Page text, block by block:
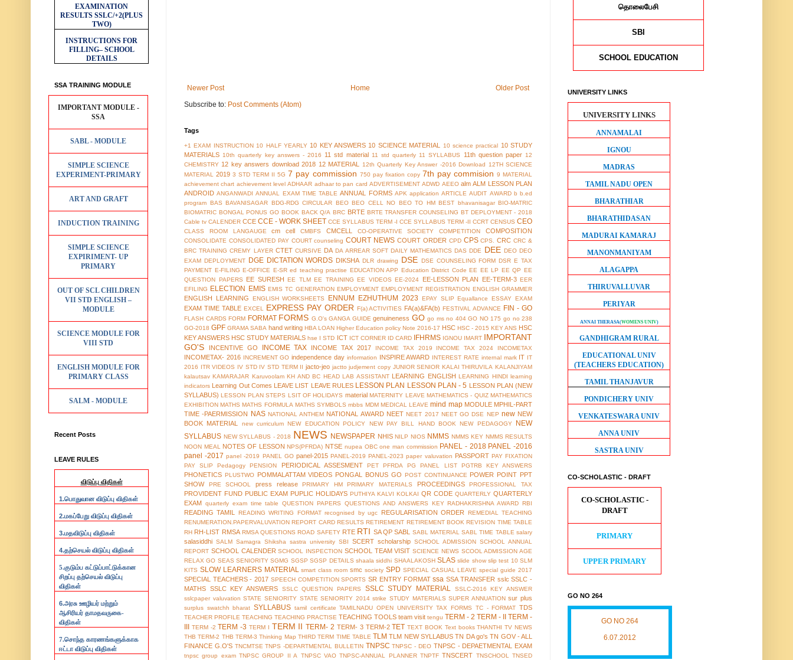
Newer Post Older Post
Home
Subscribe to: Post Comments (Atom)
Tags
+1 EXAM INSTRUCTION 10 HALF YEARLY 10 KEY ANSWERS 10 SCIENCE MATERIAL 10 science practical 10 STUDY
MATERIALS 10th quarterly key answers - 2016 11 std material 11 std quarterly 11 SYLLABUS 11th question paper 12
CHEMISTRY 12 key answers download 2018 12 MATERIAL 12th Quarterly Key Answer -2016 Download
12TH SCIENCE
MATERIAL
2019 3 STD TERM II 5G 7 pay commission 750 pay fixation copy 7th pay commision 9 MATERIAL
achievement chart achievement level ADHAAR adhaar to pan card ADVERTISEMENT ADWD AEEO alm ALM LESSON PLAN
ANDROID ANGANWADI ANNUAL EXAM TIME TABLE ANNUAL FORMS APK application ARTICLE AUDIT AWARD b b.ed
program BAS BAVANISAGAR BDG-RDG CIRCULAR BEO BEO CELL NO BEO TO HM BEST bhavanisagar BIO-MATRIC
BIOMATRIC BONGAL PONUS GO BOOK BACK Q/A BRC BRTE BRTE TRANSFER COUNSELING BT DEPLOYMENT - 2018
Cable tv CALENDER CCE CCE - WORK SHEET CCE SYLLABUS TERM -I CCE SYLLABUS TERM -II CCRT CENSUS CEO
CLASS ROOM LANGAUGE cm cell CMBFS CMCELL CO-OPERATIVE SOCIETY COMPETITION COMPOSITION
CONSOLIDATE CONSOLIDATED PAY COURT counseling COURT NEWS COURT ORDER CPD CPS CPS. CRC CRC &
BRC TRAINING CREMY LAYER CTET CURSIVE DA DA ARREAR SOFT DAILY MATHEMATICS DAS DDE DEE DEO DEO
EXAM DEPLOYMENT DGE DICTATION WORDS DIKSHA DLR drawing DSE DSE COUNSELING FORM DSR E TAX
PAYMENT E-FILING E-OFFICE E-SR ed teaching practise EDUCATION APP Education District Code EE EE LP EE QP EE
QUESTION PAPERS
EE SURESH EE TLM EE TRAINING EE VIDEOS EE-2024 EE-LESSON PLAN EE-TERM-3 EER
EFILING
ELECTION EMIS EMIS TC GENERATION EMPLOYMENT EMPLOYMENT REGISTRATION ENGLISH GRAMMER
ENGLISH LEARNING ENGLISH WORKSHEETS ENNUM EZHUTHUM 2023 EPAY SLIP Equallance ESSAY EXAM
EXAM TIME TABLE EXCEL EXPRESS PAY ORDER F(a) ACTIVITIES FA(a)&FA(b) FESTIVAL ADVANCE FIN - GO
FLASH CARDS FORM FORMAT FORMS G.O's GANGA GUIDE genuineness GO go ms no 404 GO NO 175 go no 238
GO-2018 GPF GRAMA SABA hand writing HBA LOAN Higher Education policy Note 2016-17 HSC HSC - 2015 KEY ANS HSC
KEY ANSWERS HSC STUDY MATERIALS hse I STD ICT ICT CORNER ID CARD IFHRMS IGNOU IMART IMPORTANT
GO'S
INCENTIVE GO INCOME TAX INCOME TAX 2017 INCOME TAX 2019 INCOME TAX 2024 INCOMETAX
INCOMETAX- 2016 INCREMENT GO independence day information INSPIRE AWARD INTEREST RATE internal mark IT IT
2016 ITR VIDEOS IV STD IV STD TERM II jacto-jeo jactto judjement copy JUNIOR SENIOR KALAI THIRUVILA KALANJIYAM
kalautsav KAMARAJAR Karuvoolam KH AND BC HEAD LAB ASSISTANT LEARNING ENGLISH LEARNING HINDI learning
indicators Learning Out Comes LEAVE LIST LEAVE RULES LESSON PLAN LESSON PLAN - 5 LESSON PLAN (NEW
SYLLABUS) LESSON PLAN STEPS LSIT OF HOLIDAYS material MATERNITY LEAVE MATHEMATICS - QUIZ MATHEMATICS
EXHIBITION MATHS MATHS FORMULA MATHS SYMBOLS mbbs MDM MEDICAL LEAVE mind map MODULE MPHIL-PART
TIME -PAERMISSION
NAS NATIONAL ANTHEM NATIONAL AWARD NEET NEET 2017 NEET GO DSE NEP new NEW
BOOK MATERIAL
new curriculum NEW EDUCATION POLICY NEW PAY BILL HAND BOOK NEW PEDAGOGY
NEW
SYLLABUS NEW SYLLABUS - 2018 NEWS NEWSPAPER NHIS NILP NIOS NMMS NMMS KEY NMMS RESULTS
NOON MEAL
NOTES OF LESSON NPS(PFRDA) NTSE nupea OBC one man commission PANEL - 2018 PANEL -2016
panel -2017 panel -2019 PANEL GO panel-2015 PANEL-2019 PANEL-2023 paper valuvation PASSPORT PAY FIXATION
PAY SLIP
Pedagogy PENSION PERIODICAL ASSESMENT PET PFRDA PG PANEL LIST PGTRB KEY ANSWERS
PHONETICS PLUSTWO POMMALATTAM VIDEOS PONGAL BONUS GO POST CONTINUANCE POWER POINT PPT
SHOW
PRE SCHOOL press release PRIMARY HM PRIMARY MATERIALS PROCEEDINGS PROFESSIONAL TAX
PROVIDENT FUND PUBLIC EXAM PUPLIC HOLIDAYS PUTHIYA KALVI KOLKAI QR CODE QUARTERLY QUARTERLY
EXAM quarterly exam time table QUESTION PAPERS QUESTIONS AND ANSWERS KEY RADHAKRISHNA AWARD RBI
READING TAMIL READING WRITING FORMAT recognised by ugc REGULARISATION ORDER
REMEDIAL TEACHING
RENUMERATION.PAPERVALUVATION REPORT CARD RESULTS RETIREMENT RETIREMENT BOOK REVISION TIME TABLE
RH RH-LIST RMSA RMSA QUESTIONS ROAD SAFETY RTE RTI SA QP SABL SABL MATERIAL SABL TIME TABLE salary
salasiddhi SALM Samagra Shiksha sastra university SBI SCERT scholarship SCHOOL ADMISSION SCHOOL ANNUAL
REPORT SCHOOL CALENDER SCHOOL INSPECTION SCHOOL TEAM VISIT SCIENCE NEWS SCOOL ADMISSION AGE
RELAX GO SEAS SENIORITY SGMG SGSP SGSP DETAILS shaala siddhi SHAALAKOSH SLAS slide show slip test 10 SLM
KITS SLOW LEARNERS MATERIAL smart class room smc society SPD SPECIAL CASUAL LEAVE special guide 2017
SPECIAL TEACHERS - 2017 SPEECH COMPETITION SPORTS SR ENTRY FORMAT ssa SSA TRANSFER sslc SSLC -
MATHS SSLC KEY ANSWERS SSLC QUESTION PAPERS SSLC STUDY MATERIAL
SSLC-2016 KEY ANSWER
sslcpaper valuvation STATE SENIORITY STATE SENIORITY 2014 strike STUDY MATERIALS SUPER ANNUATION sur plus
surplus swatchh bharat SYLLABUS tamil certificate TAMILNADU OPEN UNIVERSITY TAX FORMS TC - FORMAT TDS
TEACHER PROFILE TEACHING TEACHING PRACTISE TEACHING TOOLS team visit tengu TERM - 2 TERM - II
TERM -
TERM -2 TERM -3 TERM I TERM II TERM- 2 TERM- 3 TERM-2 TET TEXT BOOK Text books THANTHI TV NEWS
THB TERM-2 THB TERM-3 Thinking Map THIRD TERM TIME TABLE TLM TLM NEW SYLLABUS TN DA go's TN GOV - ALL
FINANCE G.O'S TNCMTSE TNPS -DEPARTMENTAL BULLETIN TNPSC TNPSC - DEO TNPSC - DEPAETMENTAL EXAM
tnpsc group exam TNPSC GROUP II A TNPSC VAO TNPSC-ANNUAL PLANNER TNPTF TNSCERT TNSCHOOL TNSED
EXAMINATION
RESULTS SSLC/+2(PLUS
TWO)
INSTRUCTIONS FOR
FILLING– SCHOOL
DETAILS
SSA TRAINING MODULE
IMPORTANT MODULE -
SSA
SABL - MODULE
SIMPLE SCIENCE
EXPERIMENT-PRIMARY
ART AND GRAFT
INDUCTION TRAINING
SIMPLE SCIENCE
EXPIRIMENT- UP
PRIMARY
OUT OF SCL CHILDREN
VII STD ENGLISH –
MODULE
SCIENCE MODULE FOR
VIII STD
ENGLISH MODULE FOR
PRIMARY CLASS
SALM - MODULE
Recent Posts
LEAVE RULES
விடுப்பு விதிகள்
1.பொதுவான விடுப்பு விதிகள்
2.மகப்பேறு விடுப்பு விதிகள்
3.மதவிடுப்பு விதிகள்
4.தற்செயல் விடுப்பு விதிகள்
5.குடும்ப கட்டுப்பாட்டுக்கான
சிறப்பு தற்செயல் விடுப்பு
விதிகள்
6.அரசு ஊழியர் மற்றும்
ஆசிரியர் தாமதவருகை-
விதிகள்
7.சொந்த காரணங்களுக்காக
ஈட்டா விடுப்பு விதிகள்
தொலைபேசி
SBI
SCHOOL EDUCATION
UNIVERSITY LINKS
UNIVERSITY LINKS
ANNAMALAI
IGNOU
MADRAS
TAMIL NADU OPEN
BHARATHIAR
BHARATHIDASAN
MADURAI KAMARAJ
MANONMANIYAM
ALAGAPPA
THIRUVALLUVAR
PERIYAR
ANNAI THERASA(WOMENS UNIV)
GANDHIGRAM RURAL
EDUCATIONAL UNIV
(TEACHERS EDUCATION)
TAMIL THANJAVUR
PONDICHERY UNIV
VENKATESWARA UNIV
ANNA UNIV
SASTRA UNIV
CO-SCHOLASTIC - DRAFT
CO-SCHOLASTIC -
DRAFT
PRIMARY
UPPER PRIMARY
GO NO 264
GO NO 264
6.07.2012